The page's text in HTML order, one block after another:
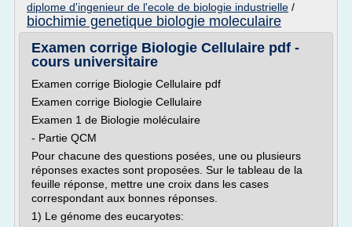
diplome d'ingenieur de l'ecole de biologie industrielle /
biochimie genetique biologie moleculaire
Examen corrige Biologie Cellulaire pdf -
cours universitaire
Examen corrige Biologie Cellulaire pdf
Examen corrige Biologie Cellulaire
Examen 1 de Biologie moléculaire
- Partie QCM
Pour chacune des questions posées, une ou plusieurs
réponses exactes sont proposées. Sur le tableau de la
feuille réponse, mettre une croix dans les cases
correspondant aux bonnes réponses.
1) Le génome des eucaryotes: